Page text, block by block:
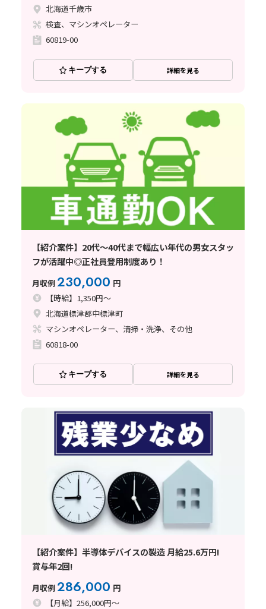
北海道千歳市
検査、マシンオペレーター
60819-00
キープする 詳細を見る
【紹介案件】20代～40代まで幅広い年代の男女スタッ
フが活躍中◎正社員登用制度あり！
月収例230,000 円
【時給】1,350円～
北海道標津郡中標津町
マシンオペレーター、清掃・洗浄、その他
60818-00
キープする 詳細を見る
【紹介案件】半導体デバイスの製造 月給25.6万円!
賞与年2回!
月収例286,000 円
【月給】256,000円～